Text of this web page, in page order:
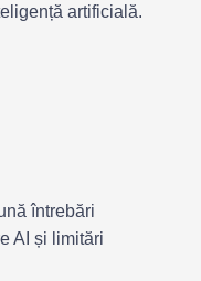
artificială.
întrebări
AI și limitări